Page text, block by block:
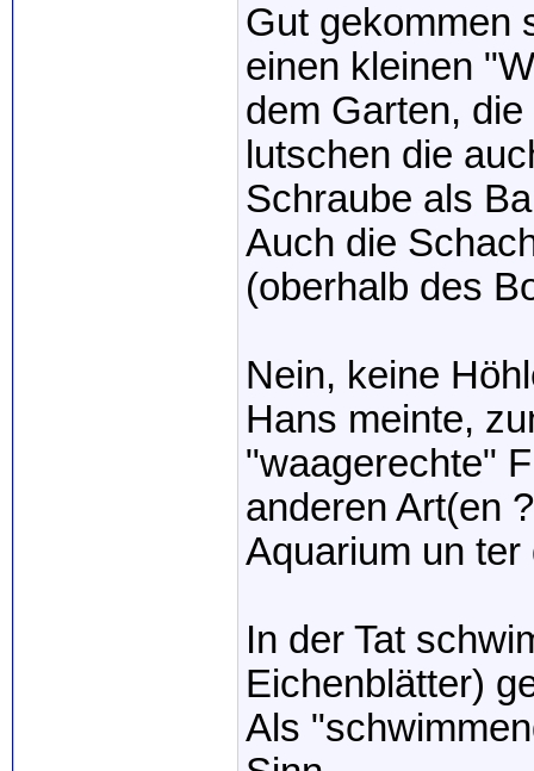
Gut gekommen
einen kleinen
dem Garten,
lutschen die
Schraube als
Auch die
(oberhalb des
Nein, keine
Hans meinte,
"waagerechte"
anderen Art(en
Aquarium un
In der Tat
Eichenblätter)
Als